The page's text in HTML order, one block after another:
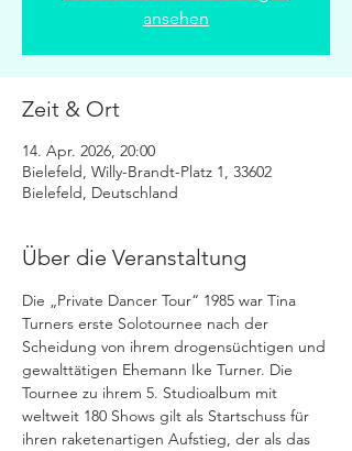
ansehen
Zeit & Ort
14. Apr. 2026, 20:00
Bielefeld, Willy-Brandt-Platz 1, 33602
Bielefeld, Deutschland
Über die Veranstaltung
Die „Private Dancer Tour“ 1985 war Tina
Turners erste Solotournee nach der
Scheidung von ihrem drogensüchtigen und
gewalttätigen Ehemann Ike Turner. Die
Tournee zu ihrem 5. Studioalbum mit
weltweit 180 Shows gilt als Startschuss für
ihren raketenartigen Aufstieg, der als das